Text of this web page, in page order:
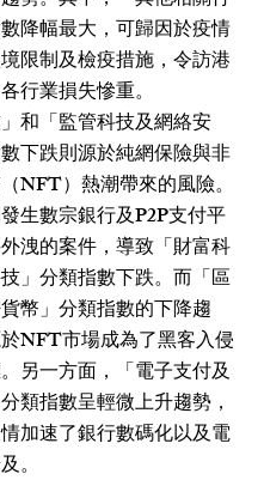
降幅最大，可歸因於疫情
限制及檢疫措施，令訪港
行業損失慘重。
」和「監管科技及網絡安
下跌則源於純網保險與非
NFT）熱潮帶來的風險。
生數宗銀行及P2P支付平
洩的案件，導致「財富科
」分類指數下跌。而「區
幣」分類指數的下降趨
NFT市場成為了黑客入侵
另一方面，「電子支付及
類指數呈輕微上升趨勢，
加速了銀行數碼化以及電
。